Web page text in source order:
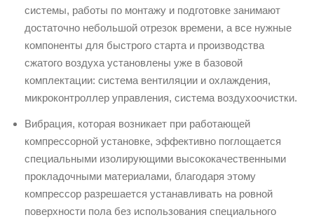
системы, работы по монтажу и подготовке занимают
достаточно небольшой отрезок времени, а все нужные
компоненты для быстрого старта и производства
сжатого воздуха установлены уже в базовой
комплектации: система вентиляции и охлаждения,
микроконтроллер управления, система воздухоочистки.
Вибрация, которая возникает при работающей
компрессорной установке, эффективно поглощается
специальными изолирующими высококачественными
прокладочными материалами, благодаря этому
компрессор разрешается устанавливать на ровной
поверхности пола без использования специального